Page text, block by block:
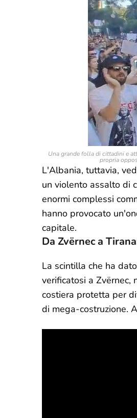
Una grande folla di cittadini e
propria
L'Albania, tuttavia,
un violento assalto di
enormi complessi
hanno provocato
capitale.
Da Zvërnec a
La scintilla che ha
verificatosi a Zvërnec,
costiera protetta per
di mega-costruzione.